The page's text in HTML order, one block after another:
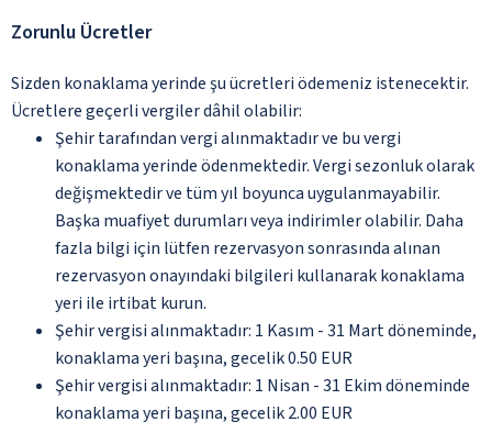
Zorunlu Ücretler
Sizden konaklama yerinde şu ücretleri ödemeniz istenecektir.
Ücretlere geçerli vergiler dâhil olabilir:
Şehir tarafından vergi alınmaktadır ve bu vergi
konaklama yerinde ödenmektedir. Vergi sezonluk olarak
değişmektedir ve tüm yıl boyunca uygulanmayabilir.
Başka muafiyet durumları veya indirimler olabilir. Daha
fazla bilgi için lütfen rezervasyon sonrasında alınan
rezervasyon onayındaki bilgileri kullanarak konaklama
yeri ile irtibat kurun.
Şehir vergisi alınmaktadır: 1 Kasım - 31 Mart döneminde,
konaklama yeri başına, gecelik 0.50 EUR
Şehir vergisi alınmaktadır: 1 Nisan - 31 Ekim döneminde
konaklama yeri başına, gecelik 2.00 EUR